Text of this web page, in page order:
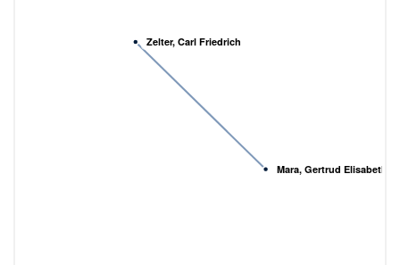
Zelter, Carl Friedrich
Mara, Gertrud Elisabeth